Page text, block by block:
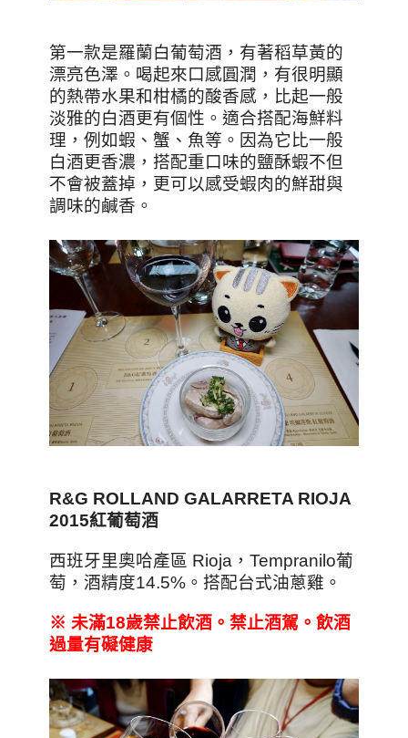
第一款是羅蘭白葡萄酒，有著稻草黃的
漂亮色澤。喝起來口感圓潤，有很明顯
的熱帶水果和柑橘的酸香感，比起一般
淡雅的白酒更有個性。適合搭配海鮮料
理，例如蝦、蟹、魚等。因為它比一般
白酒更香濃，搭配重口味的鹽酥蝦不但
不會被蓋掉，更可以感受蝦肉的鮮甜與
調味的鹹香。
R&G ROLLAND GALARRETA RIOJA
2015紅葡萄酒
西班牙里奧哈產區 Rioja，Tempranilo葡
萄，酒精度14.5%。搭配台式油蔥雞。
※ 未滿18歲禁止飲酒。禁止酒駕。飲酒
過量有礙健康